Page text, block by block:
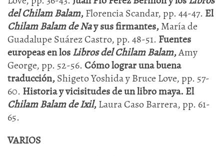
del Chilam Balam,Florencia Scandar, pp. 44-47. El
Chilam Balam deNay sus firmantes,María de
Guadalupe Suárez Castro, pp. 48-51. Fuentes
europeas en losLibros del Chilam Balam,Amy
George, pp. 52-56.Cómo lograr una buena
traducción,Shigeto Yoshida y Bruce Love, pp. 57-
60. Historia y vicisitudes de un libro maya. El
Chilam Balam de Ixil,Laura Caso Barrera, pp. 61-
65.
VARIOS